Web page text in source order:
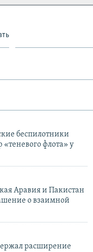
беспилотники
флота» у
Аравия и Пакистан
о взаимной
расширение